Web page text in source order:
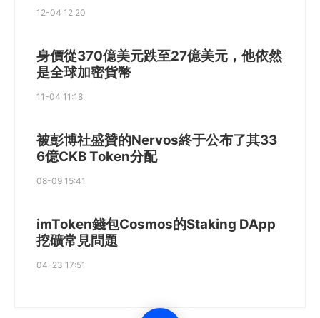
12-04 12:20
身價從370億美元跌至27億美元，他依然
是全球加密貨幣
11-04 11:18
被彭博社盛贊的Nervos終于公布了其33
6億CKB Token分配
08-09 15:41
imToken錢包Cosmos的Staking DApp
挖礦常見問題
04-23 17:51